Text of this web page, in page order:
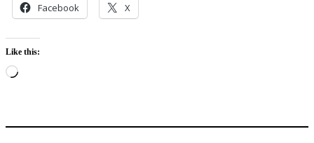
Facebook X
Like this:
Loading…